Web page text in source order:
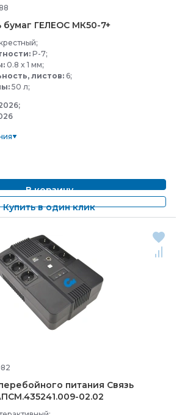
бумаг ГЕЛЕОС МК50-7+
P-7;
0.8 x 1 мм;
листов: 6;
50 л;
Купить в один клик
В корзину
питания Связь
02.02